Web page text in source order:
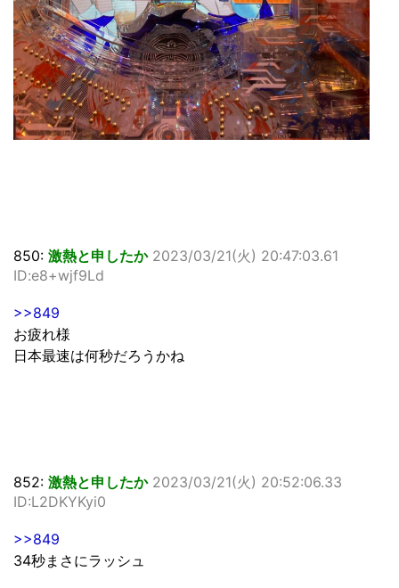
850: 激熱と申したか 2023/03/21(火) 20:47:03.61
ID:e8+wjf9Ld
>>849
お疲れ様
日本最速は何秒だろうかね
852: 激熱と申したか 2023/03/21(火) 20:52:06.33
ID:L2DKYKyi0
>>849
34秒まさにラッシュ